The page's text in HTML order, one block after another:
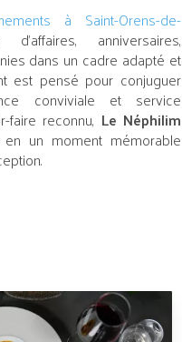
à Saint-Orens-de-
anniversaires,
dans un cadre adapté et
est pensé pour conjuguer
conviviale et service
faire reconnu, Le Néphilim
un moment mémorable